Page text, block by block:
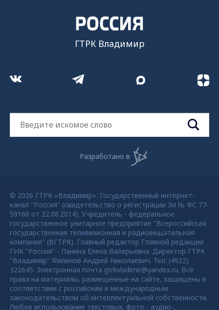
ГТРК Владимир
Разработано в
© 2026 ГТРК «Владимир». Государственный интернет-
канал "Россия" (свидетельство о регистрации Эл № ФС 77-
59166 от 22.08.2014). Учредитель - федеральное
государственное унитарное предприятие "Всероссийская
государственная телевизионная и радиовещательная
компания" (ВГТРК). Главный редактор Главной редакции
ГИК "Россия" - Панина Елена Валерьевна. Директор ГТРК
"Владимир" Филинов Андрей Николаевич. Тел. (4922)
322645. Электронная почта gtrkvladimir@yandex.ru. Все
права на материалы, размещенные на сайте, защищены в
соответствии с российским и международным
законодательством об интеллектуальной собственности.
Любое использование текстовых, фото-, аудио-,